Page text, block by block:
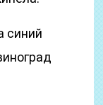
синий